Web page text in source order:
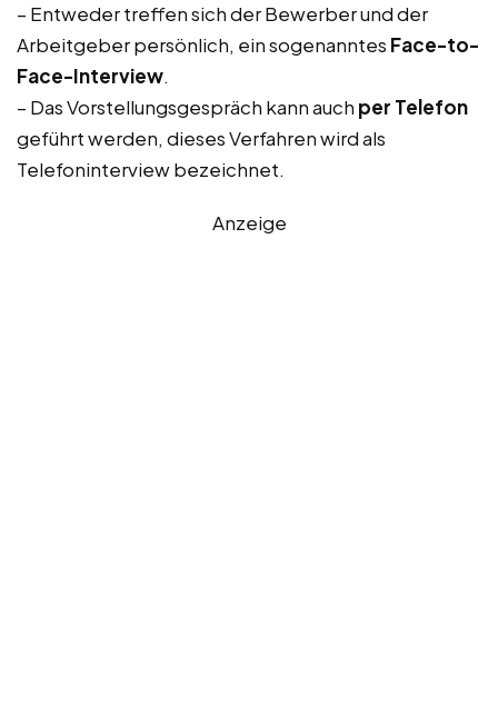
– Entweder treffen sich der Bewerber und der
Arbeitgeber persönlich, ein sogenanntes Face-to-
Face-Interview.
– Das Vorstellungsgespräch kann auch per Telefon
geführt werden, dieses Verfahren wird als
Telefoninterview bezeichnet.
Anzeige